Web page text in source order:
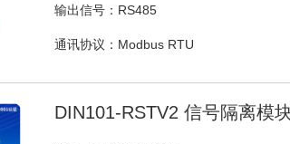
输出信号：RS485
通讯协议：Modbus RTU
DIN101-RSTV2 信号隔离模